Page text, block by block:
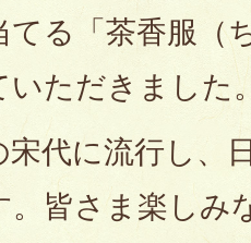
てる「茶香服（
いただきました
宋代に流行し、
。皆さま楽しみ